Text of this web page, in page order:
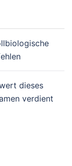
dieses
verdient